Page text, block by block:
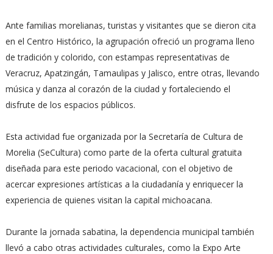
Ante familias morelianas, turistas y visitantes que se dieron cita
en el Centro Histórico, la agrupación ofreció un programa lleno
de tradición y colorido, con estampas representativas de
Veracruz, Apatzingán, Tamaulipas y Jalisco, entre otras, llevando
música y danza al corazón de la ciudad y fortaleciendo el
disfrute de los espacios públicos.
Esta actividad fue organizada por la Secretaría de Cultura de
Morelia (SeCultura) como parte de la oferta cultural gratuita
diseñada para este periodo vacacional, con el objetivo de
acercar expresiones artísticas a la ciudadanía y enriquecer la
experiencia de quienes visitan la capital michoacana.
Durante la jornada sabatina, la dependencia municipal también
llevó a cabo otras actividades culturales, como la Expo Arte